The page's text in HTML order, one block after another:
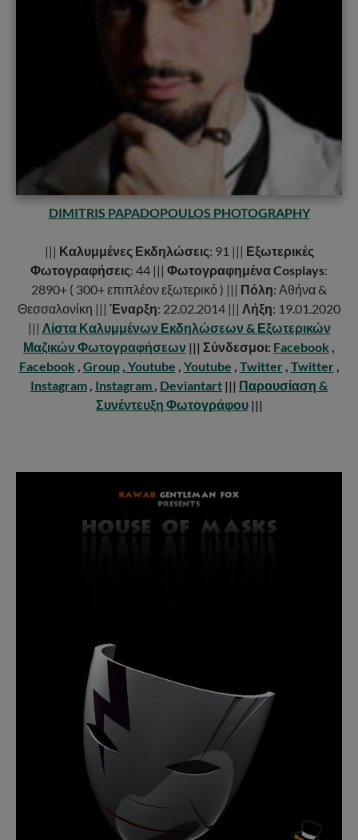
DIMITRIS PAPADOPOULOS PHOTOGRAPHY
||| Καλυμμένες Εκδηλώσεις: 91 ||| Εξωτερικές
Φωτογραφήσεις: 44 ||| Φωτογραφημένα Cosplays:
2890+ ( 300+ επιπλέον εξωτερικό ) ||| Πόλη: Αθήνα &
Θεσσαλονίκη ||| Έναρξη: 22.02.2014 ||| Λήξη: 19.01.2020
||| Λίστα Καλυμμένων Εκδηλώσεων & Εξωτερικών
Μαζικών Φωτογραφήσεων ||| Σύνδεσμοι: Facebook ,
Facebook , Group, Youtube , Youtube , Twitter , Twitter ,
Instagram, Instagram, Deviantart ||| Παρουσίαση &
Συνέντευξη Φωτογράφου|||